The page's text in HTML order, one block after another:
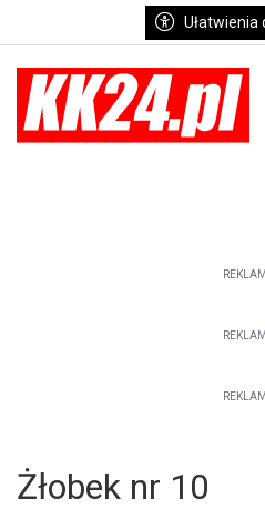
Ułatwienia
Żłobek nr 10